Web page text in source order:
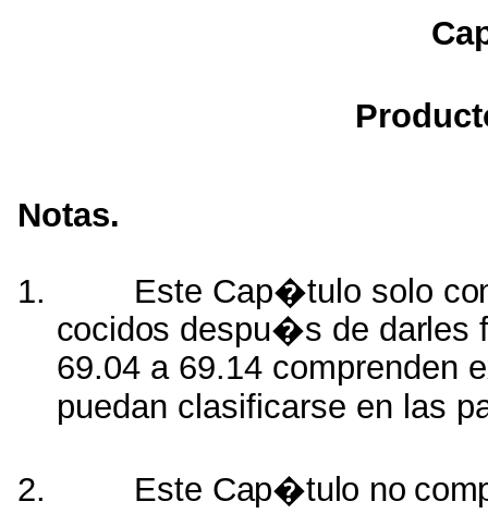
Notas.
1. Este Cap�tulo solo
cocidos despu�s de darles
69.04 a 69.14 comprenden
puedan clasificarse en las
2. Este Cap�tulo no